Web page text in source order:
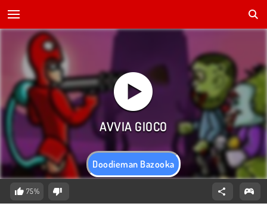
Doodieman Bazooka
75%